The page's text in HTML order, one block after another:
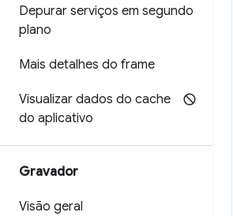
Depurar serviços em segundo
plano
Mais detalhes do frame
Visualizar dados do cache
do aplicativo
Gravador
Visão geral